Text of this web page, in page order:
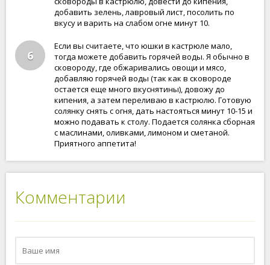
добавить зелень, лавровый лист, посолить по
вкусу и варить на слабом огне минут 10.
6
Если вы считаете, что юшки в кастрюле мало,
тогда можете добавить горячей воды. Я обычно в
сковороду, где обжаривались овощи и мясо,
добавляю горячей воды (так как в сковороде
остается еще много вкуснятины), довожу до
кипения, а затем переливаю в кастрюлю. Готовую
солянку снять с огня, дать настояться минут 10-15 и
можно подавать к столу. Подается солянка сборная
с маслинами, оливками, лимоном и сметаной.
Приятного аппетита!
Комментарии